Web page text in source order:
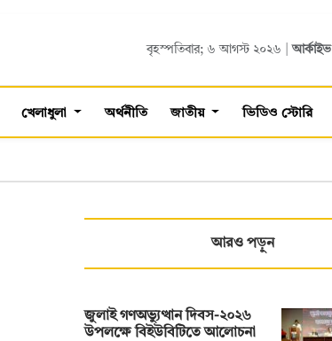
বৃহস্পতিবার; ৬ আগস্ট ২০২৬ |আর্কাইভ
খেলাধুলা অর্থনীতি জাতীয় ভিডিও স্টোরি
আরও পড়ুন
জুলাই গণঅভ্যুত্থান দিবস-২০২৬
উপলক্ষে বিইউবিটিতে আলোচনা